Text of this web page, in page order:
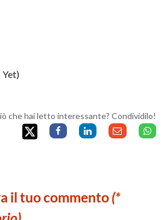
Yet)
che hai letto interessante? Condividilo!
il tuo commento(*